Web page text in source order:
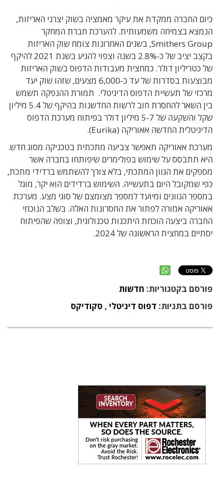
כיום החברה ממקדת את עיקר מאמציה בשוק יצרני האריזות,
הנמצא בצמיחה משמעותית. להערכת חברת המחקר
Smithers Group, בשנים האחרונות צומח שוק האריזות
בקצב יציב של כ-2.8% בשנה וצפוי להגיע בשנת 2021 להיקף
של כטריליון דולר. כמחצית מעבודות הדפוס בשוק האריזות
מבוצעות בסדרות של עד כ-6,000 מצעים, שזהו שוק יעד
מרכזי של תעשיית הדפוס הדיגיטלי. תמורת ההנפקה תשמש
בין השאר להחסרת חוב לרשות החדשנות בהיקף של 5.4 מיליון
שקל והשקעה של 5-7 מיליון דולר בפיתוח מערכת הדפוס
הדיגיטלית החדשה אאוריקה (Eurika).
מערכת אאוריקה תאפשר צביעה מתכתית בטכניקה מסוג חדש.
היא תתבסס על שימוש בפולימרים שיפותחו בחברה אשר
מספקים את הגוון המתכתי, בלא צורך להשתמש ברדידי מתכת,
כפי שמקובל היום בתעשייה. השימוש ברדידים הוא יקר, מוגל
במספר הגוונים ומיועד למספר מצומצם של סוגי מצע. מערכת
אאוריקה אמורה לפתור את החסרונות האלה. בשלב הנוכחי
החברה ביצעה הוכחת היתכנות טכנולוגית, וצופה שהפיתוח
יסתיים במחצית הראשונה של 2024.
פורסם בקטגוריות: חדשות
פורסם בתגיות: דפוס דיגיטלי , סקודיקס